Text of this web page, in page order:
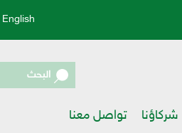
English
البحث
شركاؤنا تواصل معنا